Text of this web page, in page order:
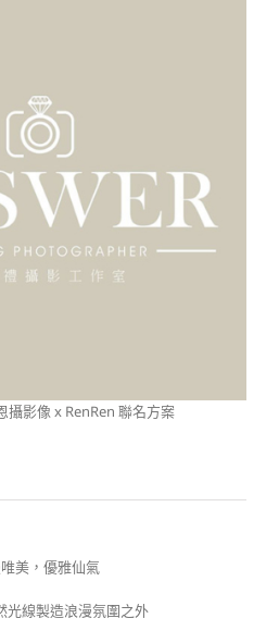
攝影像 x RenRen 聯名方案
美，優雅仙氣
光線製造浪漫氛圍之外